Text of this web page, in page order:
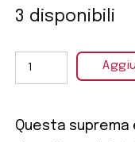
3 disponibili
Questa suprema